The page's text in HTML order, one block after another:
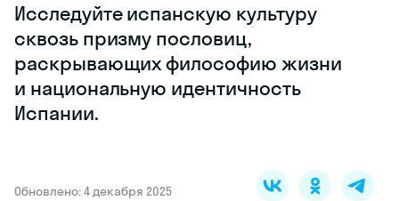
Исследуйте испанскую культуру
сквозь призму пословиц,
раскрывающих философию жизни
и национальную идентичность
Испании.
Обновлено: 4 декабря 2025